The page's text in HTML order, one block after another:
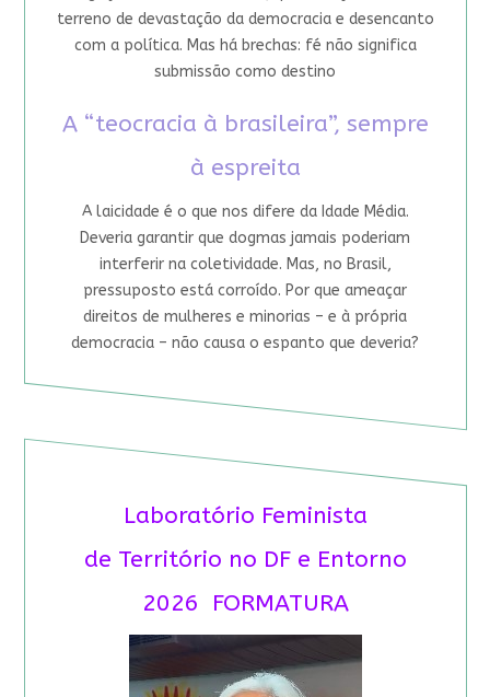
terreno de devastação da democracia e desencanto
com a política. Mas há brechas: fé não significa
submissão como destino
A “teocracia à brasileira”, sempre
à espreita
A laicidade é o que nos difere da Idade Média.
Deveria garantir que dogmas jamais poderiam
interferir na coletividade. Mas, no Brasil,
pressuposto está corroído. Por que ameaçar
direitos de mulheres e minorias – e à própria
democracia – não causa o espanto que deveria?
Laboratório Feminista
de Território no DF e Entorno
2026 FORMATURA